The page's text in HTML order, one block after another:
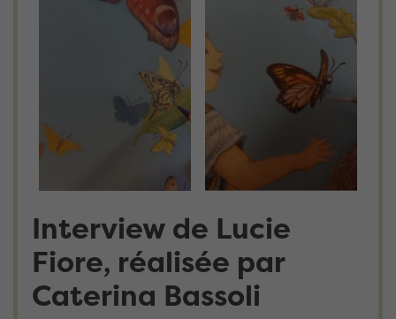
Interview de Lucie
Fiore, réalisée par
Caterina Bassoli